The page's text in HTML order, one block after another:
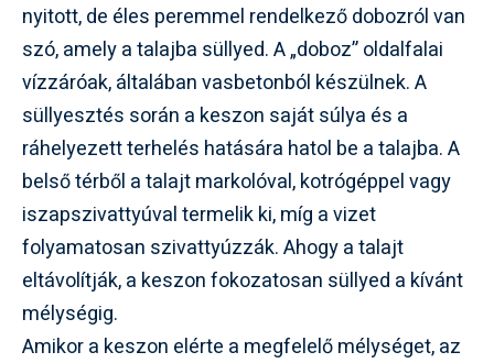
nyitott, de éles peremmel rendelkező dobozról van
szó, amely a talajba süllyed. A „doboz” oldalfalai
vízzáróak, általában vasbetonból készülnek. A
süllyesztés során a keszon saját súlya és a
ráhelyezett terhelés hatására hatol be a talajba. A
belső térből a talajt markolóval, kotrógéppel vagy
iszapszivattyúval termelik ki, míg a vizet
folyamatosan szivattyúzzák. Ahogy a talajt
eltávolítják, a keszon fokozatosan süllyed a kívánt
mélységig.
Amikor a keszon elérte a megfelelő mélységet, az